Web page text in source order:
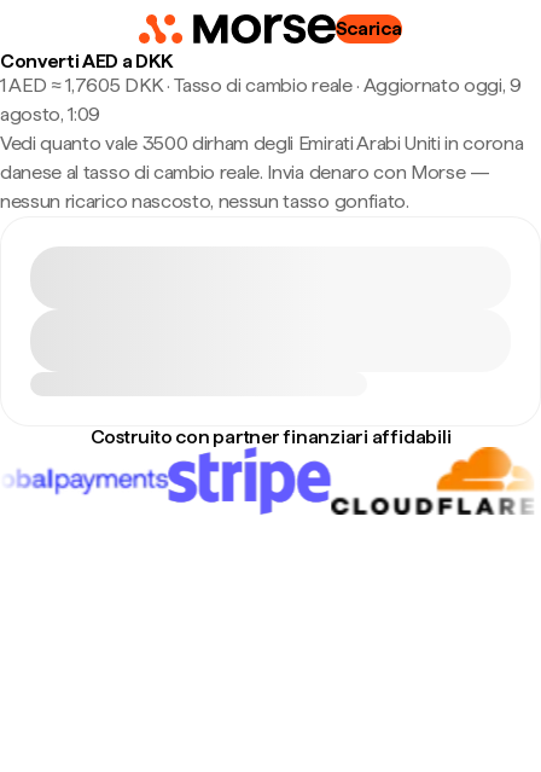
Scarica
Converti AED a DKK
1 AED ≈ 1,7605 DKK · Tasso di cambio reale· Aggiornato oggi, 9
agosto, 1:09
Vedi quanto vale 3500 dirham degli Emirati Arabi Uniti in corona
danese al tasso di cambio reale. Invia denaro con Morse —
nessun ricarico nascosto, nessun tasso gonfiato.
Costruito con partner finanziari affidabili